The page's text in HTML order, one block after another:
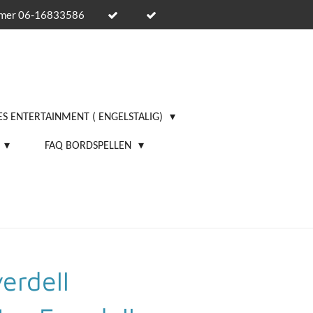
06-16833586
ENTERTAINMENT ( ENGELSTALIG)
FAQ BORDSPELLEN